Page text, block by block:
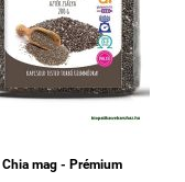
Chia mag - Prémium